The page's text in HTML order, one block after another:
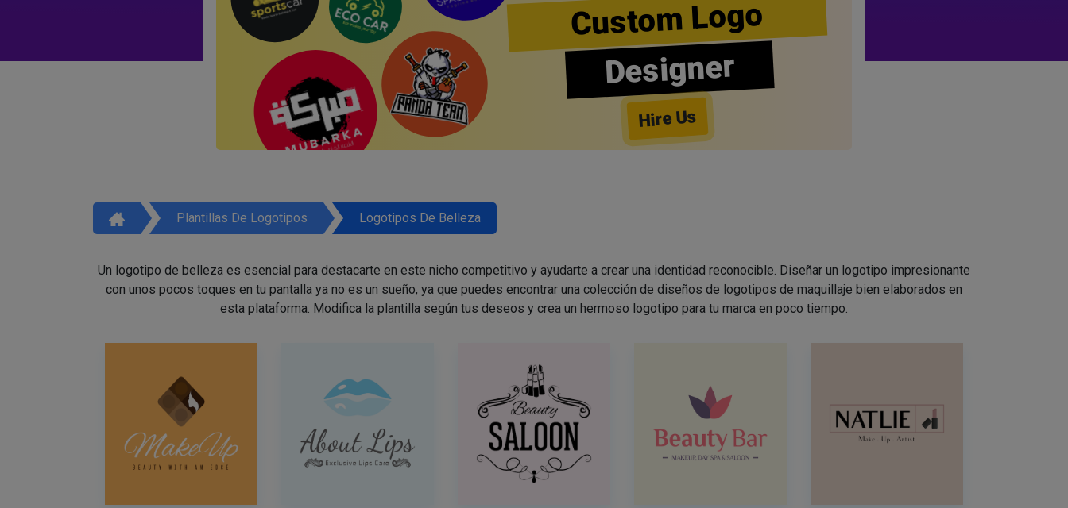
Custom Logo
Designer
Hire Us
Plantillas De Logotipos Logotipos De Belleza
Un logotipo de belleza es esencial para destacarte en este nicho competitivo y ayudarte a crear una identidad reconocible. Diseñar un logotipo impresionante
con unos pocos toques en tu pantalla ya no es un sueño, ya que puedes encontrar una colección de diseños de logotipos de maquillaje bien elaborados en
esta plataforma. Modifica la plantilla según tus deseos y crea un hermoso logotipo para tu marca en poco tiempo.